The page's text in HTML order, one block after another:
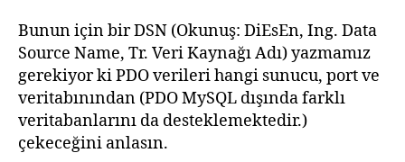
Bunun için bir DSN (Okunuş: DiEsEn, Ing. Data
Source Name, Tr. Veri Kaynağı Adı) yazmamız
gerekiyor ki PDO verileri hangi sunucu, port ve
veritabınından (PDO MySQL dışında farklı
veritabanlarını da desteklemektedir.)
çekeceğini anlasın.